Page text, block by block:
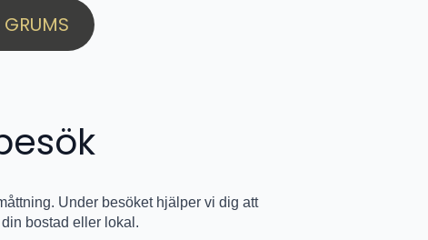
Under besöket hjälper vi dig att
bostad eller lokal.